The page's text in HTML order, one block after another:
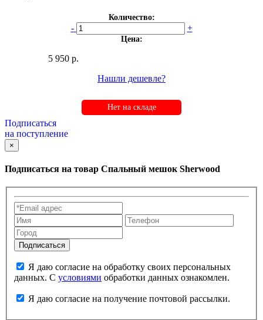
Количество:
- +
Цена:
5 950 р.
Нашли дешевле?
Нет на складе
Подписаться
на поступление
×
Подписаться на товар Спальный мешок Sherwood
данных. С условиями обработки данных ознакомлен.
Я даю согласие на получение почтовой рассылки.